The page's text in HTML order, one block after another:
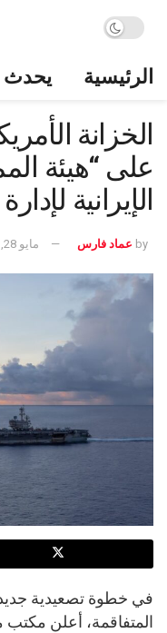
الرئيسية يحدث
الخزانة
على “هيئة
الإيرانية
by عماد فارس مايو 28, 2026
في خطوة تصعيدية
المتفاقمة، أعلن مكتب